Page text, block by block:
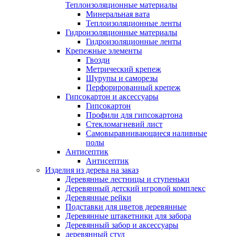
Теплоизоляционные материалы
Минеральная вата
Теплоизоляционные ленты
Гидроизоляционные материалы
Гидроизоляционные ленты
Крепежные элементы
Гвозди
Метрический крепеж
Шурупы и саморезы
Перфорированный крепеж
Гипсокартон и аксессуары
Гипсокартон
Профили для гипсокартона
Стекломагневий лист
Самовыравнивающиеся наливные
полы
Aнтисептик
Aнтисептик
Изделия из дерева на заказ
Деревянные лестницы и ступеньки
Деревянный детский игровой комплекс
Деревянные рейки
Подставки для цветов деревянные
Деревянные штакетники для забора
Деревянный забор и аксессуары
деревянный стул